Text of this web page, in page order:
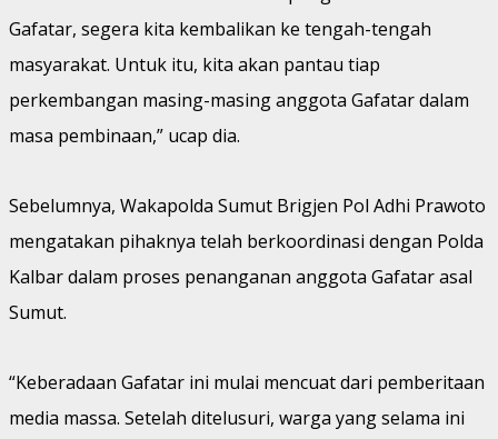
Gafatar, segera kita kembalikan ke tengah-tengah
masyarakat. Untuk itu, kita akan pantau tiap
perkembangan masing-masing anggota Gafatar dalam
masa pembinaan,” ucap dia.
Sebelumnya, Wakapolda Sumut Brigjen Pol Adhi Prawoto
mengatakan pihaknya telah berkoordinasi dengan Polda
Kalbar dalam proses penanganan anggota Gafatar asal
Sumut.
“Keberadaan Gafatar ini mulai mencuat dari pemberitaan
media massa. Setelah ditelusuri, warga yang selama ini